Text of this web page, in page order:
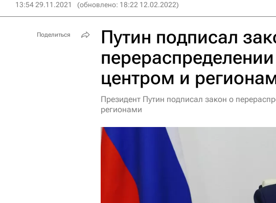
13:54 29.11.2021 (обновлено: 18:22 12.02.2022)
Путин подписал
центром и
Президент Путин подписал закон о
регионами
Поделиться